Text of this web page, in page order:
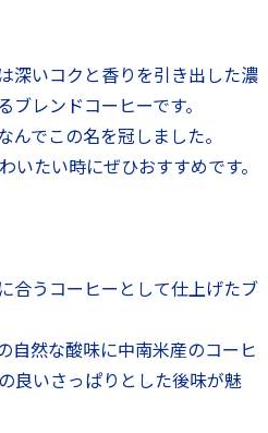
深いコクと香りを引き出した濃
ブレンドコーヒーです。
んでこの名を冠しました。
いたい時にぜひおすすめです。
合うコーヒーとして仕上げたブ
自然な酸味に中南米産のコーヒ
良いさっぱりとした後味が魅